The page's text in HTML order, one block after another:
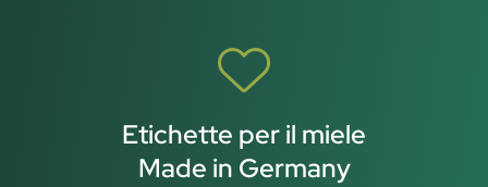
Etichette per il miele
Made in Germany